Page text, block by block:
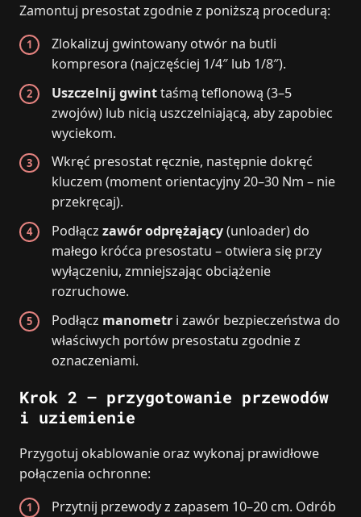
Zamontuj presostat zgodnie z poniższą procedurą:
Zlokalizuj gwintowany otwór na butli
kompresora (najczęściej 1/4″ lub 1/8″).
Uszczelnij gwinttaśmą teflonową (3–5
zwojów) lub nicią uszczelniającą, aby zapobiec
wyciekom.
Wkręć presostat ręcznie, następnie dokręć
kluczem (moment orientacyjny 20–30 Nm – nie
przekręcaj).
Podłączzawór odprężający(unloader) do
małego króćca presostatu – otwiera się przy
wyłączeniu, zmniejszając obciążenie
rozruchowe.
Podłącz manometr i zawór bezpieczeństwa do
właściwych portów presostatu zgodnie z
oznaczeniami.
Krok 2 – przygotowanie przewodów
i uziemienie
Przygotuj okablowanie oraz wykonaj prawidłowe
połączenia ochronne:
Przytnij przewody z zapasem 10–20 cm. Odrób